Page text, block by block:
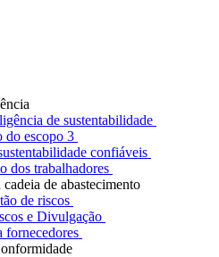
de sustentabilidade
do escopo 3
confiáveis
dos trabalhadores
de abastecimento
de riscos
e Divulgação
fornecedores